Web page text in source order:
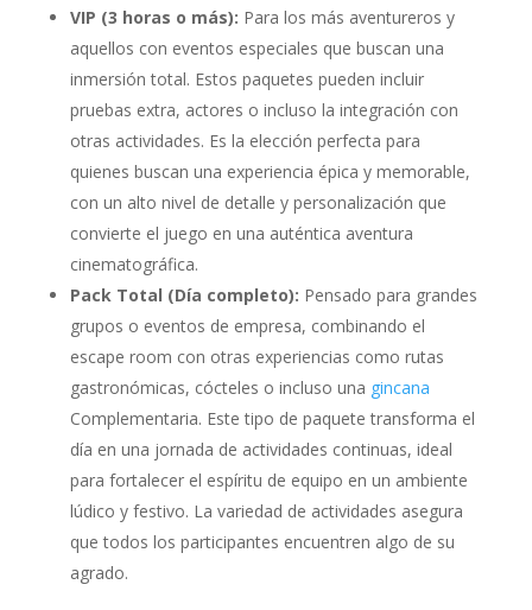
VIP (3 horas o más): Para los más aventureros y
aquellos con eventos especiales que buscan una
inmersión total. Estos paquetes pueden incluir
pruebas extra, actores o incluso la integración con
otras actividades. Es la elección perfecta para
quienes buscan una experiencia épica y memorable,
con un alto nivel de detalle y personalización que
convierte el juego en una auténtica aventura
cinematográfica.
Pack Total (Día completo): Pensado para grandes
grupos o eventos de empresa, combinando el
escape room con otras experiencias como rutas
gastronómicas, cócteles o incluso una gincana
Complementaria. Este tipo de paquete transforma el
día en una jornada de actividades continuas, ideal
para fortalecer el espíritu de equipo en un ambiente
lúdico y festivo. La variedad de actividades asegura
que todos los participantes encuentren algo de su
agrado.